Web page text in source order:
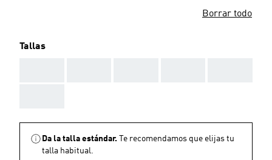
Borrar todo
Tallas
Da la talla estándar.
Te recomendamos que elijas tu
talla habitual.